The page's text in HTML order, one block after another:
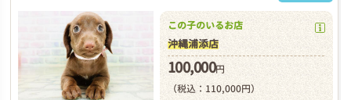
この子のいるお店
沖縄浦添店
100,000円
（税込：110,000円）